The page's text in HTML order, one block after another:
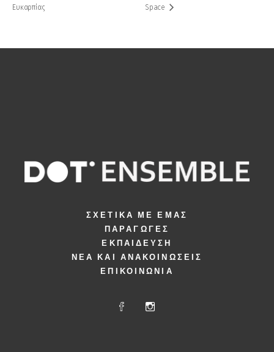
Ευκαρπίας
Space
ΣΧΕΤΙΚΆ ΜΕ ΕΜΆΣ
ΠΑΡΑΓΩΓΈΣ
ΕΚΠΑΊΔΕΥΣΗ
ΝΈΑ ΚΑΙ ΑΝΑΚΟΙΝΏΣΕΙΣ
ΕΠΙΚΟΙΝΩΝΊΑ